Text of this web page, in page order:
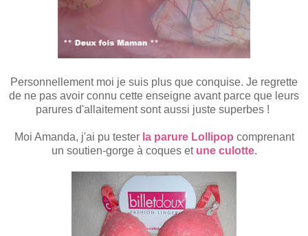
Personnellement moi je suis plus que conquise. Je regrette
de ne pas avoir connu cette enseigne avant parce que leurs
parures d'allaitement sont aussi juste superbes !
Moi Amanda, j'ai pu tester la parure Lollipop comprenant
un soutien-gorge à coques et une culotte.